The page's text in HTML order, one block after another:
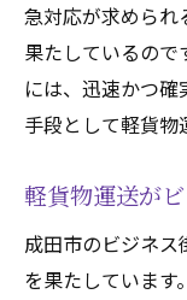
急対応が求められ
果たしているので
には、迅速かつ
手段として軽貨物
軽貨物運送が
成田市のビジネ
を果たしていま